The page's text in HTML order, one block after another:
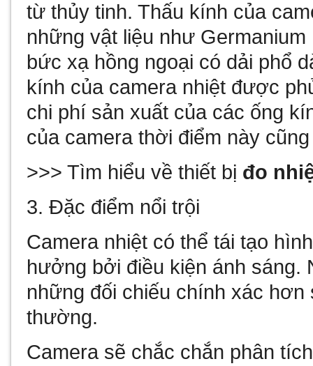
từ thủy tinh. Thấu kính của
những vật liệu như
bức xạ hồng ngoại có dải phổ
kính của camera nhiệt được
chi phí sản xuất của các ống
của camera thời điểm này
>>> Tìm hiểu về thiết bị đo
3. Đặc điểm nổi trội
Camera nhiệt có thể tái tạo
hưởng bởi điều kiện ánh sáng.
những đối chiếu chính xác
thường.
Camera sẽ chắc chắn phân